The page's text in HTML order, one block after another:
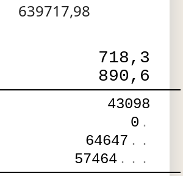
639717,98
718,3
890,6
43098
0 .
64647 .
.
57464 .
.
.